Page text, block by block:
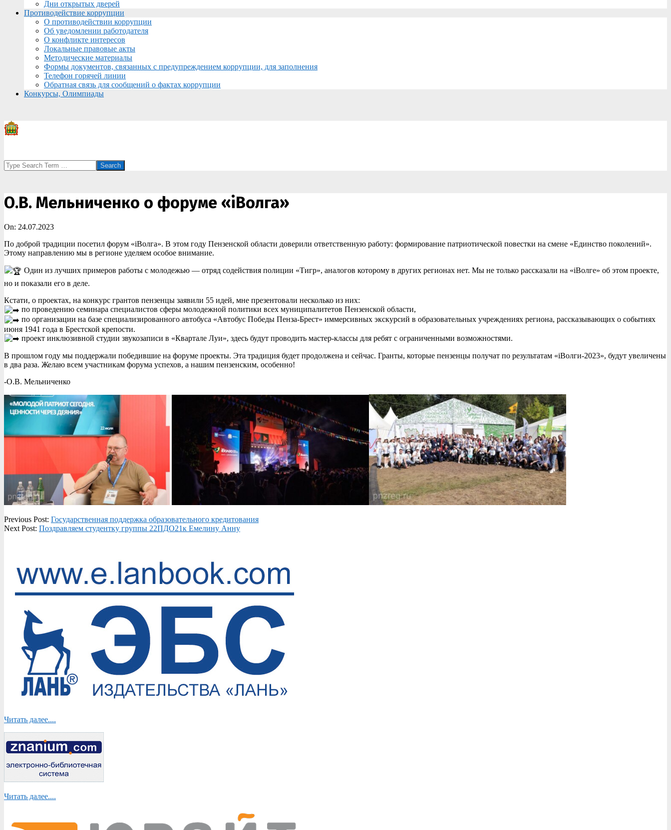
Дни открытых дверей
Противодействие коррупции
О противодействии коррупции
Об уведомлении работодателя
О конфликте интересов
Локальные правовые акты
Методические материалы
Формы документов, связанных с предупреждением коррупции, для заполнения
Телефон горячей линии
Обратная связь для сообщений о фактах коррупции
Конкурсы, Олимпиады
Search
О.В. Мельниченко о форуме «iВолга»
On: 24.07.2023
По доброй традиции посетил форум «iВолга». В этом году Пензенской области доверили ответственную работу: формирование патриотической повестки на смене «Единство поколений».
Этому направлению мы в регионе уделяем особое внимание.
Один из лучших примеров работы с молодежью — отряд содействия полиции «Тигр», аналогов которому в других регионах нет. Мы не только рассказали на «iВолге» об этом проекте,
но и показали его в деле.
Кстати, о проектах, на конкурс грантов пензенцы заявили 55 идей, мне презентовали несколько из них:
по проведению семинара специалистов сферы молодежной политики всех муниципалитетов Пензенской области,
по организации на базе специализированного автобуса «Автобус Победы Пенза-Брест» иммерсивных экскурсий в образовательных учреждениях региона, рассказывающих о событиях
июня 1941 года в Брестской крепости.
проект инклюзивной студии звукозаписи в «Квартале Луи», здесь будут проводить мастер-классы для ребят с ограниченными возможностями.
В прошлом году мы поддержали победившие на форуме проекты. Эта традиция будет продолжена и сейчас. Гранты, которые пензенцы получат по результатам «iВолги-2023», будут увеличены
в два раза. Желаю всем участникам форума успехов, а нашим пензенским, особенно!
-О.В. Мельниченко
2023-
07-
Previous Post: Государственная поддержка образовательного кредитования
Next Post: Поздравляем студентку группы 22ПДО21к Емелину Анну
Читать далее....
Читать далее....